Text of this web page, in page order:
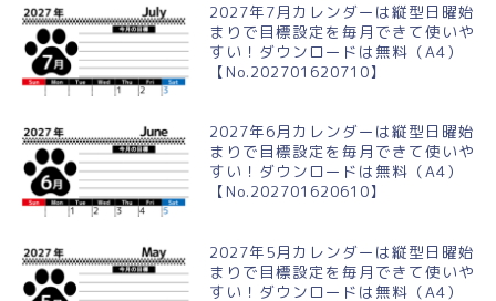
2027年7月カレンダーは縦型日曜始
まりで目標設定を毎月できて使いや
すい！ダウンロードは無料（A4）
【No.202701620710】
2027年6月カレンダーは縦型日曜始
まりで目標設定を毎月できて使いや
すい！ダウンロードは無料（A4）
【No.202701620610】
2027年5月カレンダーは縦型日曜始
まりで目標設定を毎月できて使いや
すい！ダウンロードは無料（A4）